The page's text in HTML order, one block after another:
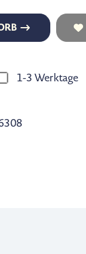
1-3 Werktage